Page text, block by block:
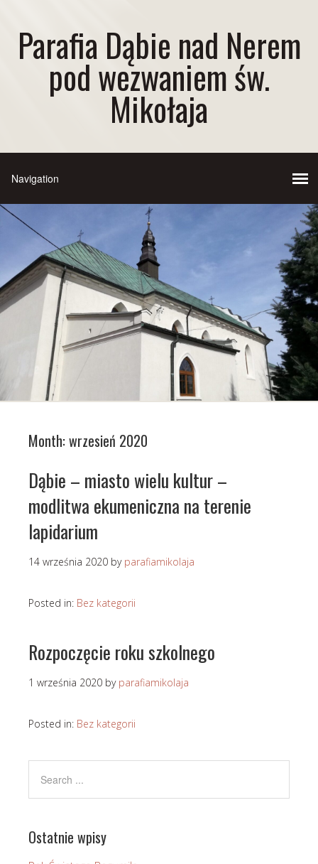
Parafia Dąbie nad Nerem
pod wezwaniem św.
Mikołaja
Month:wrzesień 2020
Dąbie – miasto wielu kultur –
modlitwa ekumeniczna na terenie
lapidarium
14 września 2020 by parafiamikolaja
Posted in: Bez kategorii
Rozpoczęcie roku szkolnego
1 września 2020 by parafiamikolaja
Posted in: Bez kategorii
Ostatnie wpisy